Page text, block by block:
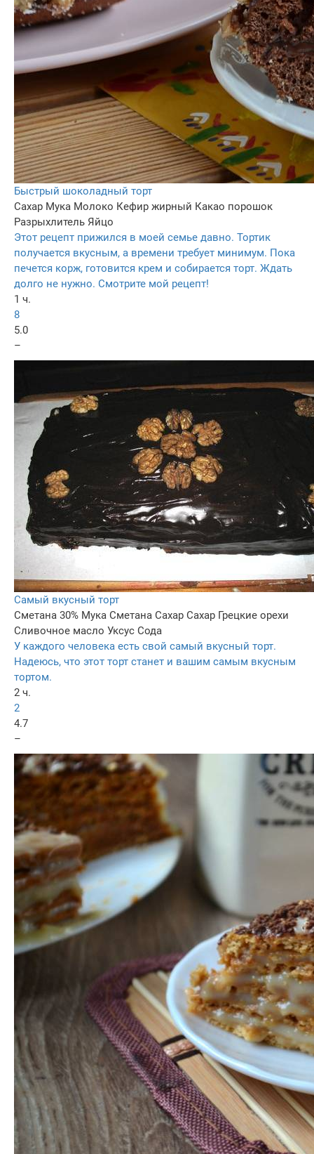
Быстрый шоколадный торт
Сахар Мука Молоко Кефир жирный Какао порошок
Разрыхлитель Яйцо
Этот рецепт прижился в моей семье давно. Тортик
получается вкусным, а времени требует минимум. Пока
печется корж, готовится крем и собирается торт. Ждать
долго не нужно. Смотрите мой рецепт!
1 ч.
8
5.0
–
Самый вкусный торт
Сметана 30% Мука Сметана Сахар Сахар Грецкие орехи
Сливочное масло Уксус Сода
У каждого человека есть свой самый вкусный торт.
Надеюсь, что этот торт станет и вашим самым вкусным
тортом.
2 ч.
2
4.7
–